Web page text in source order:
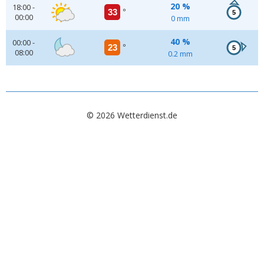
18:00 -
00:00
33 °
20 %
0 mm
5
00:00 -
08:00
23 °
40 %
0.2 mm
5
© 2026 Wetterdienst.de